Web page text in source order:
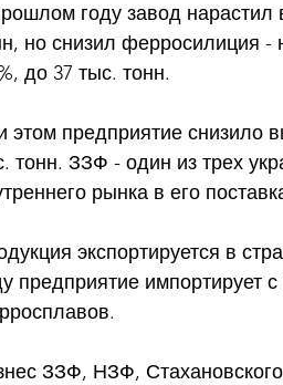
году завод нарастил
но снизил ферросилиция -
до 37 тыс. тонн.
этом предприятие снизило
тонн. ЗЗФ - один из трех
рынка в его
экспортируется в
предприятие импортирует
ЗЗФ, НЗФ,